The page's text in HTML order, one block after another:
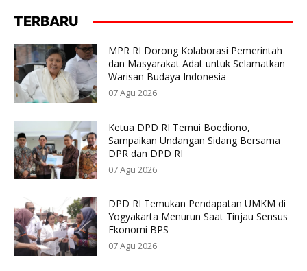
TERBARU
MPR RI Dorong Kolaborasi Pemerintah
dan Masyarakat Adat untuk Selamatkan
Warisan Budaya Indonesia
07 Agu 2026
Ketua DPD RI Temui Boediono,
Sampaikan Undangan Sidang Bersama
DPR dan DPD RI
07 Agu 2026
DPD RI Temukan Pendapatan UMKM di
Yogyakarta Menurun Saat Tinjau Sensus
Ekonomi BPS
07 Agu 2026